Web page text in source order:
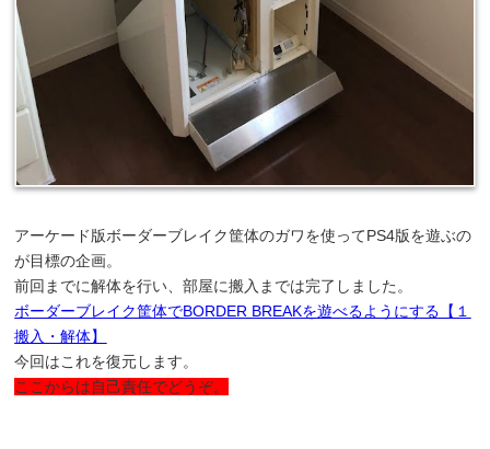
アーケード版ボーダーブレイク筐体のガワを使ってPS4版を遊ぶの
が目標の企画。
前回までに解体を行い、部屋に搬入までは完了しました。
ボーダーブレイク筐体でBORDER BREAKを遊べるようにする【１
搬入・解体】
今回はこれを復元します。
ここからは自己責任でどうぞ。